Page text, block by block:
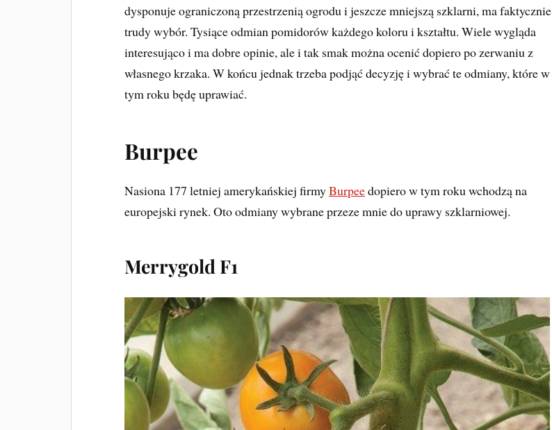
dysponuje ograniczoną przestrzenią ogrodu i jeszcze mniejszą szklarni, ma faktycznie
trudy wybór. Tysiące odmian pomidorów każdego koloru i kształtu. Wiele wygląda
interesująco i ma dobre opinie, ale i tak smak można ocenić dopiero po zerwaniu z
własnego krzaka. W końcu jednak trzeba podjąć decyzję i wybrać te odmiany, które w
tym roku będę uprawiać.
Burpee
Nasiona 177 letniej amerykańskiej firmyBurpeedopiero w tym roku wchodzą na
europejski rynek. Oto odmiany wybrane przeze mnie do uprawy szklarniowej.
Merrygold F1